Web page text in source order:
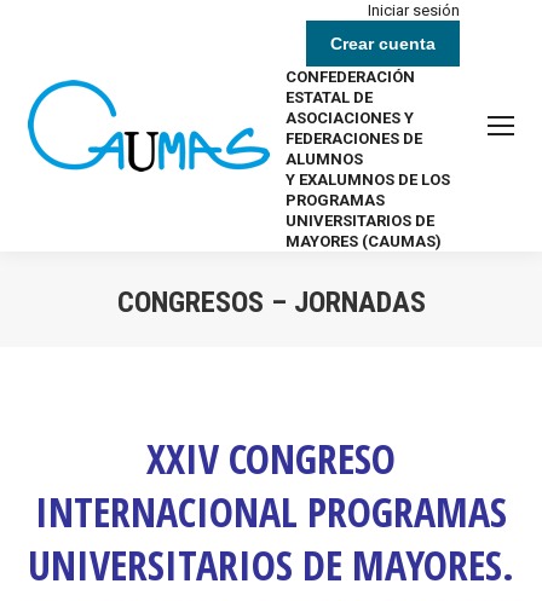
Iniciar sesión
Crear cuenta
CONFEDERACIÓN
ESTATAL DE
ASOCIACIONES Y
FEDERACIONES DE
ALUMNOS
Y EXALUMNOS DE LOS
PROGRAMAS
UNIVERSITARIOS DE
MAYORES (CAUMAS)
CONGRESOS – JORNADAS
XXIV CONGRESO
INTERNACIONAL PROGRAMAS
UNIVERSITARIOS DE MAYORES.